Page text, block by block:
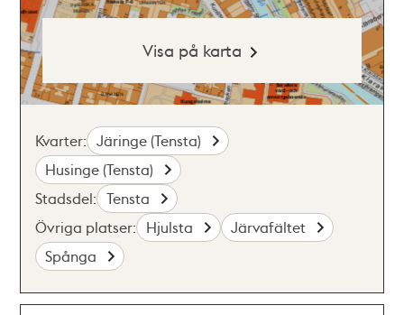
Visa på karta
Kvarter: Järinge (Tensta)
Husinge (Tensta)
Stadsdel: Tensta
Övriga platser: Hjulsta
Järvafältet
Spånga